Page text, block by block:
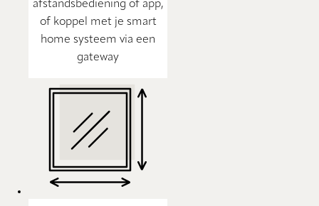
afstandsbediening of app,
of koppel met je smart
home systeem via een
gateway